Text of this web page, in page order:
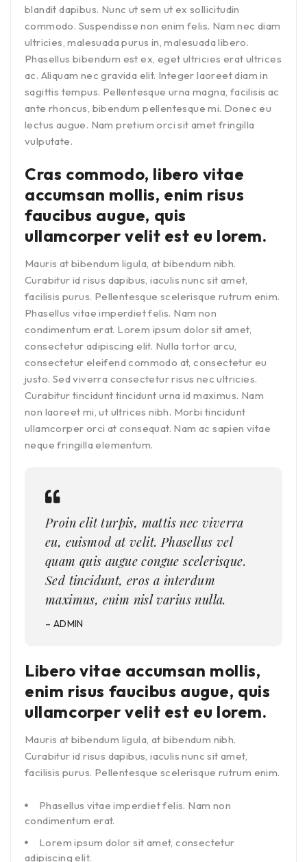
blandit dapibus. Nunc ut sem ut ex sollicitudin
commodo. Suspendisse non enim felis. Nam nec diam
ultricies, malesuada purus in, malesuada libero.
Phasellus bibendum est ex, eget ultricies erat ultrices
ac. Aliquam nec gravida elit. Integer laoreet diam in
sagittis tempus. Pellentesque urna magna, facilisis ac
ante rhoncus, bibendum pellentesque mi. Donec eu
lectus augue. Nam pretium orci sit amet fringilla
vulputate.
Cras commodo, libero vitae
accumsan mollis, enim risus
faucibus augue, quis
ullamcorper velit est eu lorem.
Mauris at bibendum ligula, at bibendum nibh.
Curabitur id risus dapibus, iaculis nunc sit amet,
facilisis purus. Pellentesque scelerisque rutrum enim.
Phasellus vitae imperdiet felis. Nam non
condimentum erat. Lorem ipsum dolor sit amet,
consectetur adipiscing elit. Nulla tortor arcu,
consectetur eleifend commodo at, consectetur eu
justo. Sed viverra consectetur risus nec ultricies.
Curabitur tincidunt tincidunt urna id maximus. Nam
non laoreet mi, ut ultrices nibh. Morbi tincidunt
ullamcorper orci at consequat. Nam ac sapien vitae
neque fringilla elementum.
Proin elit turpis, mattis nec viverra
eu, euismod at velit. Phasellus vel
quam quis augue congue scelerisque.
Sed tincidunt, eros a interdum
maximus, enim nisl varius nulla.
– ADMIN
Libero vitae accumsan mollis,
enim risus faucibus augue, quis
ullamcorper velit est eu lorem.
Mauris at bibendum ligula, at bibendum nibh.
Curabitur id risus dapibus, iaculis nunc sit amet,
facilisis purus. Pellentesque scelerisque rutrum enim.
Phasellus vitae imperdiet felis. Nam non
condimentum erat.
Lorem ipsum dolor sit amet, consectetur
adipiscing elit.